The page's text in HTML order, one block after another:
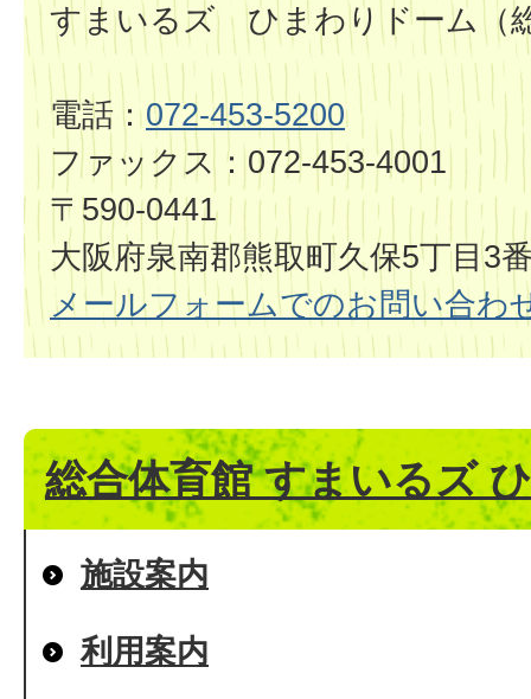
すまいるズ ひまわりドーム（
電話：072-453-5200
ファックス：072-453-4001
〒590-0441
大阪府泉南郡熊取町久保5丁目3
メールフォームでのお問い合わ
総合体育館 すまいるズ
施設案内
利用案内